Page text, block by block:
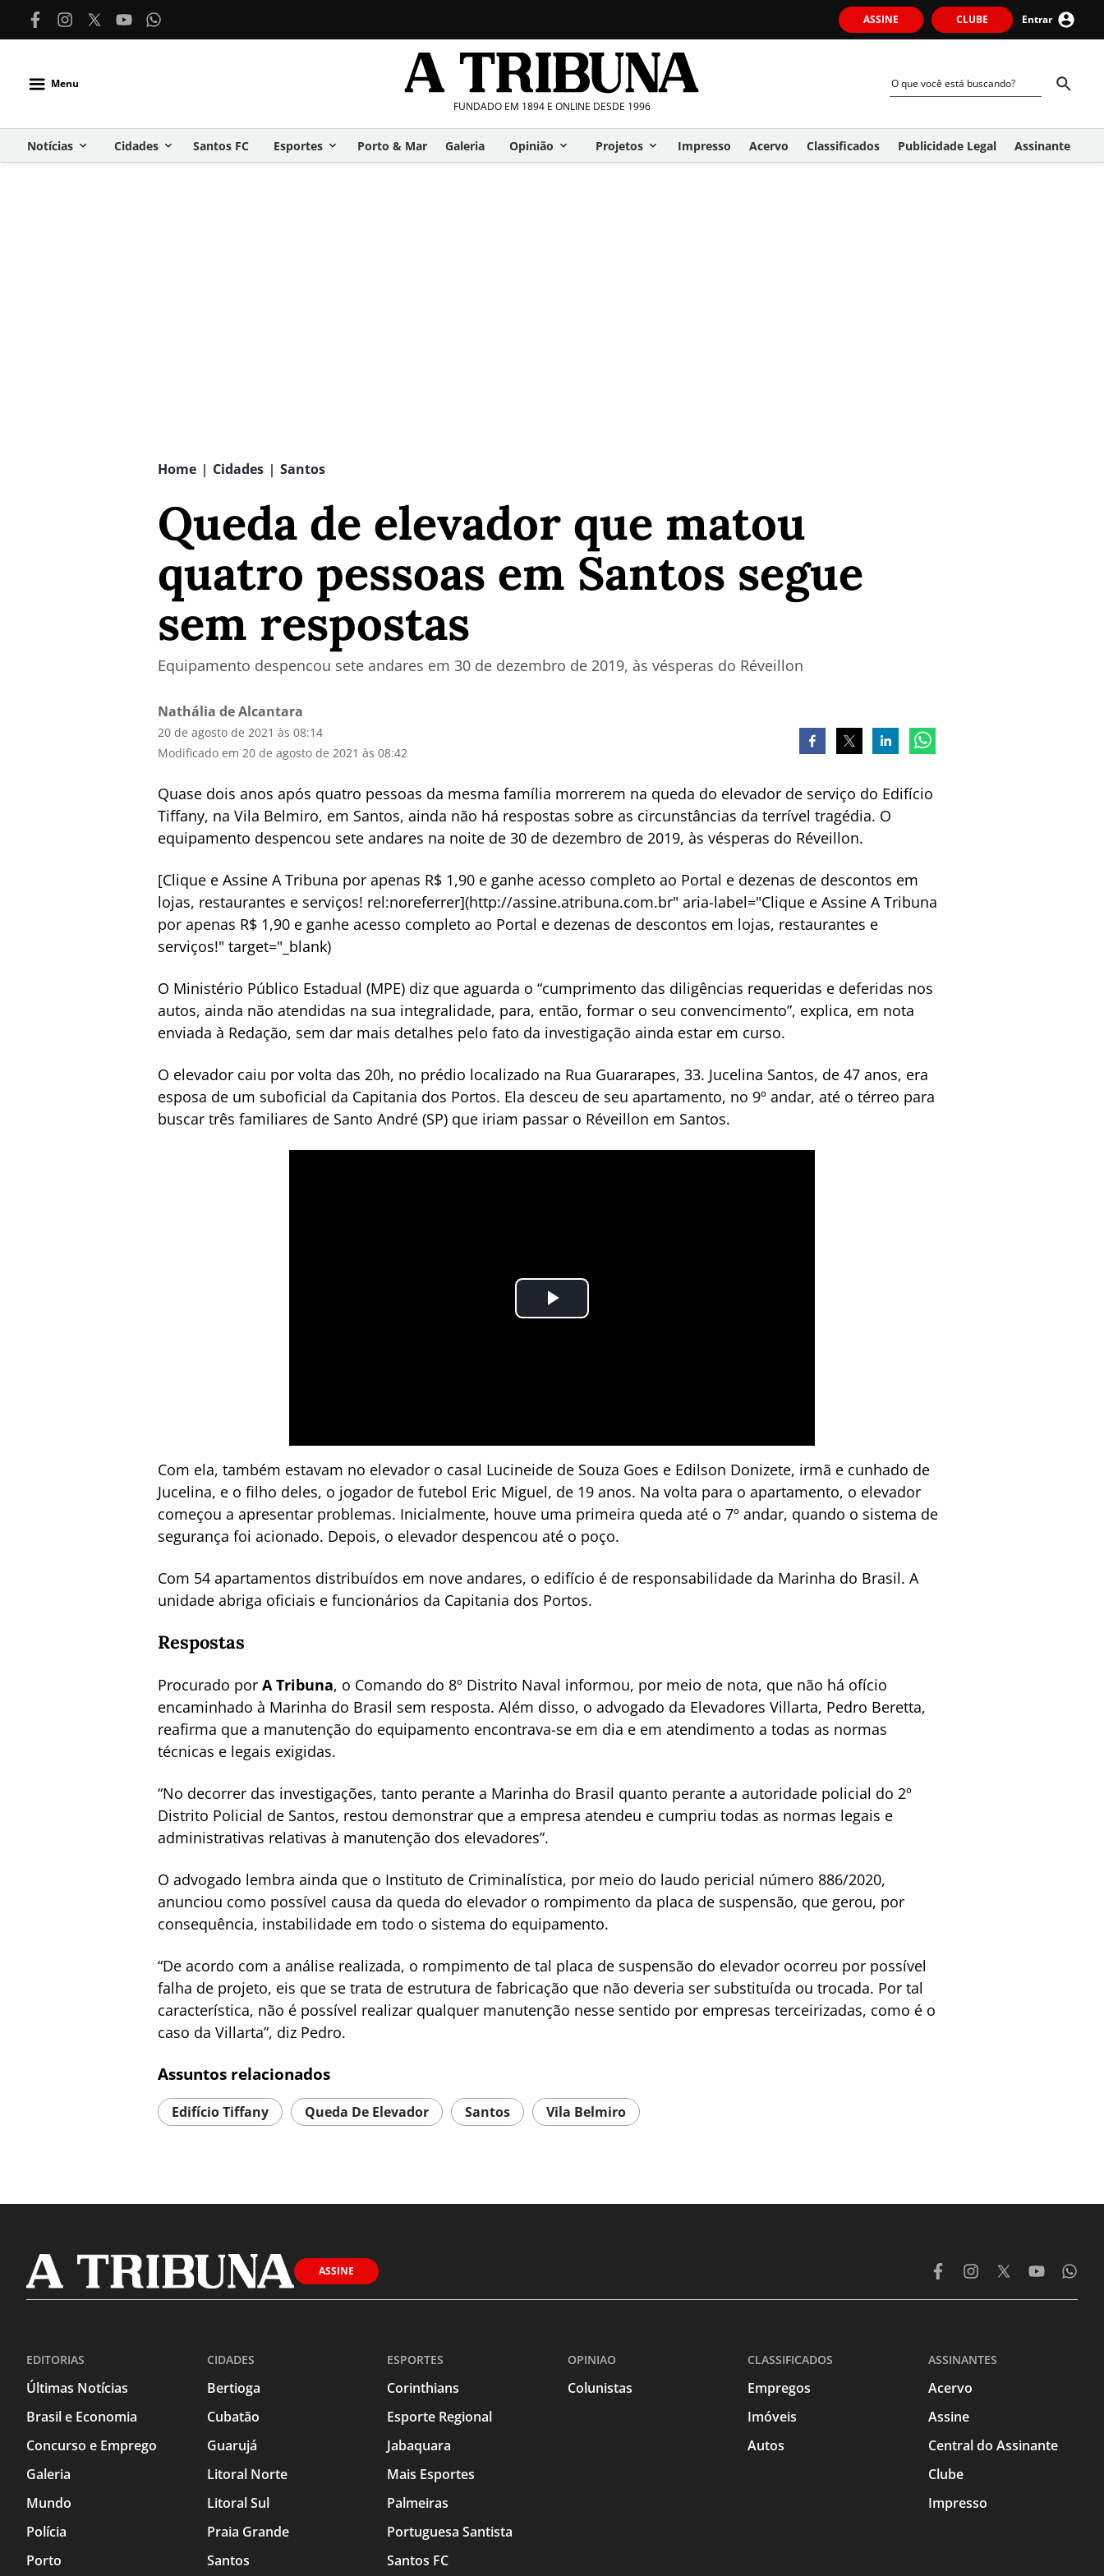
ASSINE CLUBE Entrar
Menu
FUNDADO EM 1894 E ONLINE DESDE 1996
Notícias Cidades Santos FC Esportes Porto & Mar Galeria Opinião Projetos Impresso Acervo Classificados Publicidade Legal Assinante
Home | Cidades | Santos
Queda de elevador que matou
quatro pessoas em Santos segue
sem respostas
Equipamento despencou sete andares em 30 de dezembro de 2019, às vésperas do Réveillon
Nathália de Alcantara
20 de agosto de 2021 às 08:14
Modificado em 20 de agosto de 2021 às 08:42
Quase dois anos após quatro pessoas da mesma família morrerem na queda do elevador de serviço do Edifício
Tiffany, na Vila Belmiro, em Santos, ainda não há respostas sobre as circunstâncias da terrível tragédia. O
equipamento despencou sete andares na noite de 30 de dezembro de 2019, às vésperas do Réveillon.
[Clique e Assine A Tribuna por apenas R$ 1,90 e ganhe acesso completo ao Portal e dezenas de descontos em
lojas, restaurantes e serviços! rel:noreferrer](http://assine.atribuna.com.br" aria-label="Clique e Assine A Tribuna
por apenas R$ 1,90 e ganhe acesso completo ao Portal e dezenas de descontos em lojas, restaurantes e
serviços!" target="_blank)
O Ministério Público Estadual (MPE) diz que aguarda o “cumprimento das diligências requeridas e deferidas nos
autos, ainda não atendidas na sua integralidade, para, então, formar o seu convencimento”, explica, em nota
enviada à Redação, sem dar mais detalhes pelo fato da investigação ainda estar em curso.
O elevador caiu por volta das 20h, no prédio localizado na Rua Guararapes, 33. Jucelina Santos, de 47 anos, era
esposa de um suboficial da Capitania dos Portos. Ela desceu de seu apartamento, no 9º andar, até o térreo para
buscar três familiares de Santo André (SP) que iriam passar o Réveillon em Santos.
Com ela, também estavam no elevador o casal Lucineide de Souza Goes e Edilson Donizete, irmã e cunhado de
Jucelina, e o filho deles, o jogador de futebol Eric Miguel, de 19 anos. Na volta para o apartamento, o elevador
começou a apresentar problemas. Inicialmente, houve uma primeira queda até o 7º andar, quando o sistema de
segurança foi acionado. Depois, o elevador despencou até o poço.
Com 54 apartamentos distribuídos em nove andares, o edifício é de responsabilidade da Marinha do Brasil. A
unidade abriga oficiais e funcionários da Capitania dos Portos.
Respostas
Procurado por A Tribuna, o Comando do 8º Distrito Naval informou, por meio de nota, que não há ofício
encaminhado à Marinha do Brasil sem resposta. Além disso, o advogado da Elevadores Villarta, Pedro Beretta,
reafirma que a manutenção do equipamento encontrava-se em dia e em atendimento a todas as normas
técnicas e legais exigidas.
“No decorrer das investigações, tanto perante a Marinha do Brasil quanto perante a autoridade policial do 2º
Distrito Policial de Santos, restou demonstrar que a empresa atendeu e cumpriu todas as normas legais e
administrativas relativas à manutenção dos elevadores”.
O advogado lembra ainda que o Instituto de Criminalística, por meio do laudo pericial número 886/2020,
anunciou como possível causa da queda do elevador o rompimento da placa de suspensão, que gerou, por
consequência, instabilidade em todo o sistema do equipamento.
“De acordo com a análise realizada, o rompimento de tal placa de suspensão do elevador ocorreu por possível
falha de projeto, eis que se trata de estrutura de fabricação que não deveria ser substituída ou trocada. Por tal
característica, não é possível realizar qualquer manutenção nesse sentido por empresas terceirizadas, como é o
caso da Villarta”, diz Pedro.
Assuntos relacionados
Edifício Tiffany Queda De Elevador Santos Vila Belmiro
ASSINE
EDITORIAS
Últimas Notícias
Brasil e Economia
Concurso e Emprego
Galeria
Mundo
Polícia
Porto
CIDADES
Bertioga
Cubatão
Guarujá
Litoral Norte
Litoral Sul
Praia Grande
Santos
ESPORTES
Corinthians
Esporte Regional
Jabaquara
Mais Esportes
Palmeiras
Portuguesa Santista
Santos FC
OPINIAO
Colunistas
CLASSIFICADOS
Empregos
Imóveis
Autos
ASSINANTES
Acervo
Assine
Central do Assinante
Clube
Impresso